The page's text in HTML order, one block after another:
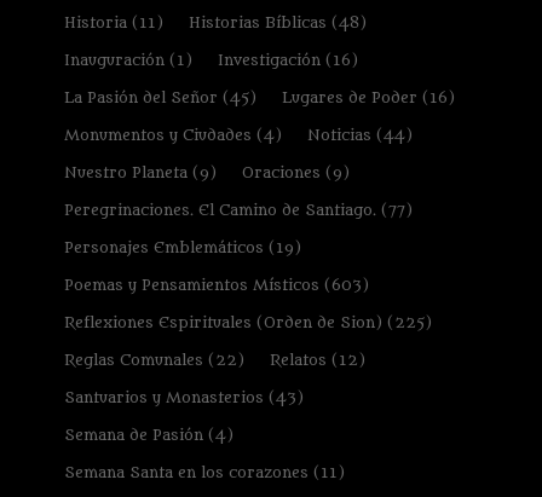
Historia(11) Historias Bíblicas (48)
Inauguración(1) Investigación(16)
La Pasión del Señor (45) Lugares de Poder (16)
Monumentos y Ciudades (4) Noticias (44)
Nuestro Planeta(9) Oraciones (9)
Peregrinaciones. El Camino de Santiago.(77)
Personajes Emblemáticos (19)
Poemas y Pensamientos Místicos (603)
Reflexiones Espirituales (Orden de Sion) (225)
Reglas Comunales (22) Relatos (12)
Santuarios y Monasterios (43)
Semana de Pasión(4)
Semana Santa en los corazones (11)